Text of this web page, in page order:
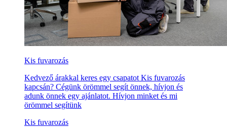
Kis fuvarozás
Kedvező árakkal keres egy csapatot Kis fuvarozás
kapcsán? Cégünk örömmel segít önnek, hívjon és
adunk önnek egy ajánlatot. Hívjon minket és mi
örömmel segítünk
Kis fuvarozás